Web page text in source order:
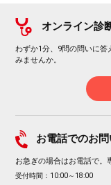
オンライン診
わずか1分、9問の問いに答
みませんか。
お電話でのお
お急ぎの場合はお電話で。
受付時間：10:00～18:00